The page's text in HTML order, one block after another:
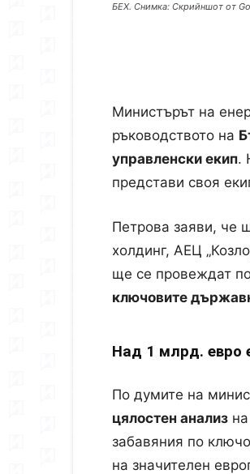
БЕХ. Снимка: Скрийншот от
Министърът на
ръководството на
управленски екип.
представи своя
Петрова заяви, че
холдинг, АЕЦ
ще се провеждат
ключовите
Над 1 млрд. евро
По думите на
цялостен анализ на
забавяния по
на значителен